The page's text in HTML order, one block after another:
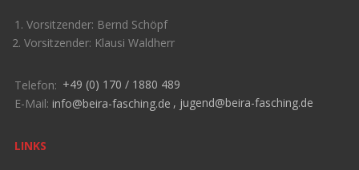
1. Vorsitzender: Bernd Schöpf
2. Vorsitzender: Klausi Waldherr
Telefon: +49 (0) 170 / 1880 489
E-Mail: info@beira-fasching.de , jugend@beira-fasching.de
LINKS